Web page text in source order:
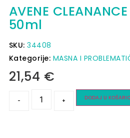
AVENE
50ml
SKU:34408
Kategorije: MASNA I
21,54 €
- + DODAJ U